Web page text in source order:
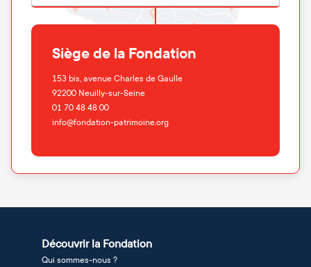
Siège de la Fondation
153 bis, avenue Charles de Gaulle
92200 Neuilly-sur-Seine
01 70 48 48 00
info@fondation-patrimoine.org
Découvrir la Fondation
Qui sommes-nous ?